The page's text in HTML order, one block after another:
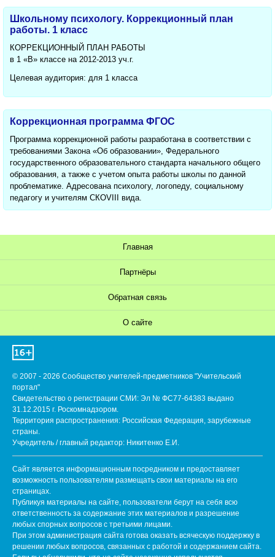
Школьному психологу. Коррекционный план
работы. 1 класс
КОРРЕКЦИОННЫЙ ПЛАН РАБОТЫ
в 1 «В» классе на 2012-2013 уч.г.
Целевая аудитория: для 1 класса
Коррекционная программа ФГОС
Программа коррекционной работы разработана в соответствии с
требованиями Закона «Об образовании», Федерального
государственного образовательного стандарта начального общего
образования, а также с учетом опыта работы школы по данной
проблематике. Адресована психологу, логопеду, социальному
педагогу и учителям СКОVIII вида.
Главная
Партнёры
Обратная связь
О сайте
© 2007 - 2026 Сообщество учителей-предметников "Учительский
портал"
Свидетельство о регистрации СМИ: Эл № ФС77-64383 выдано
31.12.2015 г. Роскомнадзором.
Территория распространения: Российская Федерация, зарубежные
страны.
Учредитель / главный редактор: Никитенко Е.И.
Сайт является информационным посредником и предоставляет
возможность пользователям размещать свои материалы на его
страницах.
Публикуя материалы на сайте, пользователи берут на себя всю
ответственность за содержание этих материалов и разрешение
любых спорных вопросов с третьими лицами.
При этом администрация сайта готова оказать всяческую поддержку в
решении любых вопросов, связанных с работой и содержанием сайта.